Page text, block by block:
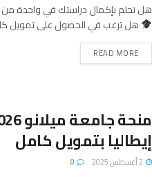
هل تحلم بإكمال دراستك في واحدة من
هل ترغب في الحصول على تمويل
READ MORE
إيطاليا بتمويل كامل